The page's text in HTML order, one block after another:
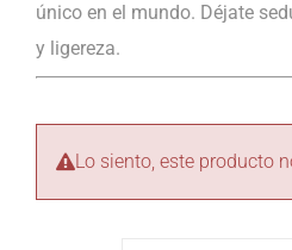
único en el mundo. Déjate
y ligereza.
Lo siento, este producto